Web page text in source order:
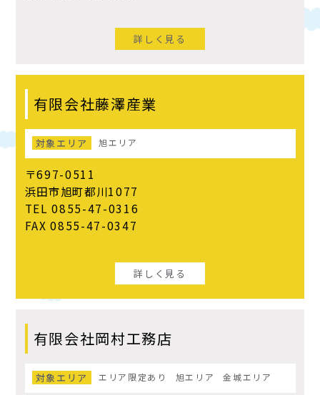
詳しく見る
有限会社藤澤産業
対象エリア 旭エリア
〒697-0511
浜田市旭町都川1077
TEL 0855-47-0316
FAX 0855-47-0347
詳しく見る
有限会社岡村工務店
対象エリア エリア限定あり 旭エリア 金城エリア